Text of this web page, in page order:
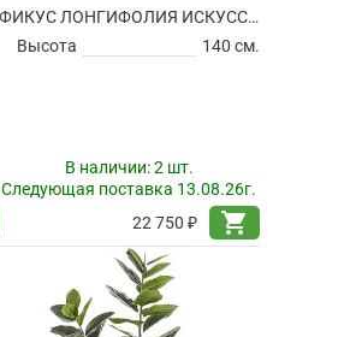
ФИКУС ЛОНГИФОЛИЯ ИСКУССТВЕННЫЙ
Высота
140 см.
В наличии:2 шт.
Следующая поставка 13.08.26г.
22 750 ₽
shopping_cart